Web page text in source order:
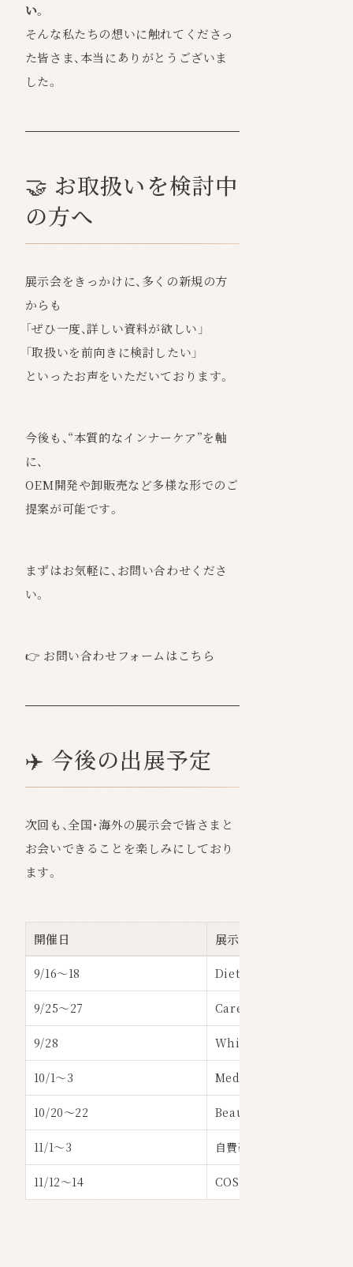
い。
そんな私たちの想いに触れてくださっ
た皆さま、本当にありがとうございま
した。
🤝 お取扱いを検討中
の方へ
展示会をきっかけに、多くの新規の方
からも
「ぜひ一度、詳しい資料が欲しい」
「取扱いを前向きに検討したい」
といったお声をいただいております。
今後も、“本質的なインナーケア”を軸
に、
OEM開発や卸販売など多様な形でのご
提案が可能です。
まずはお気軽に、お問い合わせくださ
い。
👉 お問い合わせフォームはこちら
✈️ 今後の出展予定
次回も、全国・海外の展示会で皆さまと
お会いできることを楽しみにしており
ます。
開催日 展示会名
9/16〜18 Diet & Beauty Fair
9/25〜27 Care Expo Taipei 2025
9/28 Whitening Summit
10/1〜3 Medical Japan 東京展
10/20〜22 Beautyworld Japan 大
11/1〜3 自費研フェスティバル
11/12〜14 COSMOPROF Asia 2025